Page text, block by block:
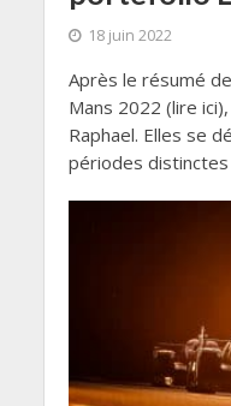
18 juin 2022
Après le résumé
Mans 2022 (lire
Raphael. Elles se
périodes distinctes